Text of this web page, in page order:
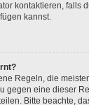
kontaktieren, falls
kannst.
Regeln, die
gegen eine dieser
Bitte beachte,